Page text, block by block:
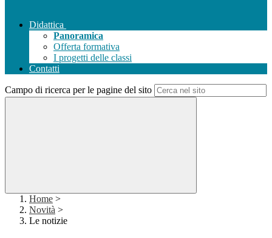
Didattica
Panoramica
Offerta formativa
I progetti delle classi
Contatti
Campo di ricerca per le pagine del sito
Home >
Novità >
Le notizie